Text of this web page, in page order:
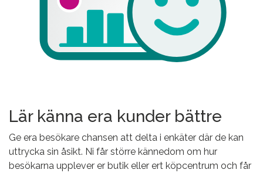
Lär känna era kunder bättre
Ge era besökare chansen att delta i enkäter där de kan
uttrycka sin åsikt. Ni får större kännedom om hur
besökarna upplever er butik eller ert köpcentrum och får